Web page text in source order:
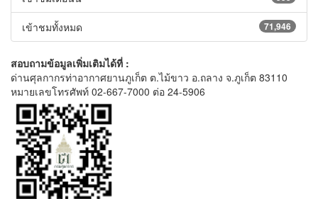
71,946
เข้าชมทั้งหมด
สอบถามข้อมูลเพิ่มเติมได้ที่ :
ด่านศุลกากรท่าอากาศยานภูเก็ต ต.ไม้ขาว อ.ถลาง จ.ภูเก็ต 83110
หมายเลขโทรศัพท์ 02-667-7000 ต่อ 24-5906